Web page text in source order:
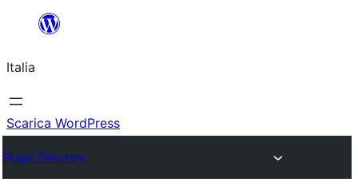
contenuto
Italia
Scarica WordPress
Plugin Directory